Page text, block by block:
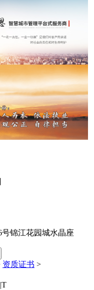
锦江花园城水晶座
资质证书 >
|T